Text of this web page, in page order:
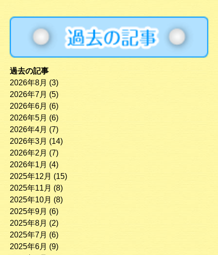
過去の記事
2026年8月 (3)
2026年7月 (5)
2026年6月 (6)
2026年5月 (6)
2026年4月 (7)
2026年3月 (14)
2026年2月 (7)
2026年1月 (4)
2025年12月 (15)
2025年11月 (8)
2025年10月 (8)
2025年9月 (6)
2025年8月 (2)
2025年7月 (6)
2025年6月 (9)